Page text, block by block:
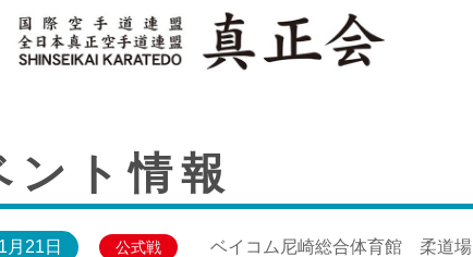
ント情報
月21日 公式戦 ベイコム尼崎総合体育館 柔道場